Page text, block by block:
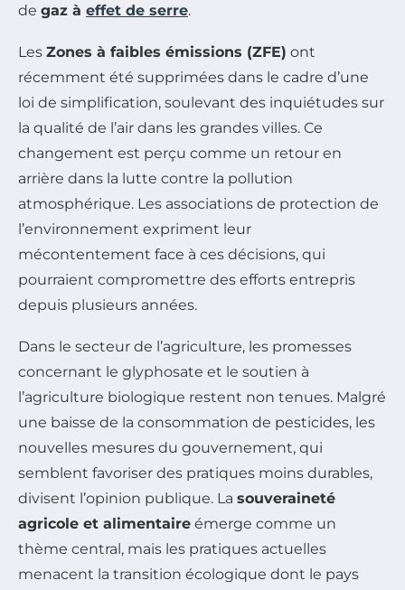
de gaz à effet de serre.
Les Zones à faibles émissions (ZFE) ont
récemment été supprimées dans le cadre d’une
loi de simplification, soulevant des inquiétudes sur
la qualité de l’air dans les grandes villes. Ce
changement est perçu comme un retour en
arrière dans la lutte contre la pollution
atmosphérique. Les associations de protection de
l’environnement expriment leur
mécontentement face à ces décisions, qui
pourraient compromettre des efforts entrepris
depuis plusieurs années.
Dans le secteur de l’agriculture, les promesses
concernant le glyphosate et le soutien à
l’agriculture biologique restent non tenues. Malgré
une baisse de la consommation de pesticides, les
nouvelles mesures du gouvernement, qui
semblent favoriser des pratiques moins durables,
divisent l’opinion publique. La souveraineté
agricole et alimentaire émerge comme un
thème central, mais les pratiques actuelles
menacent la transition écologique dont le pays